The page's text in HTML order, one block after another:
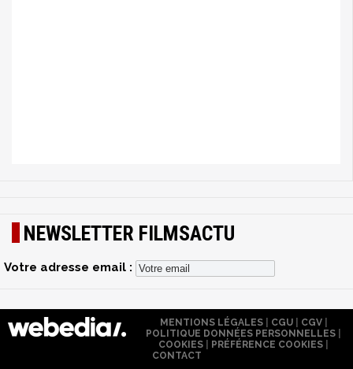
NEWSLETTER FILMSACTU
Votre adresse email :
MENTIONS LÉGALES| CGU| CGV|
POLITIQUE DONNÉES PERSONNELLES
COOKIES
PRÉFÉRENCE COOKIES
CONTACT